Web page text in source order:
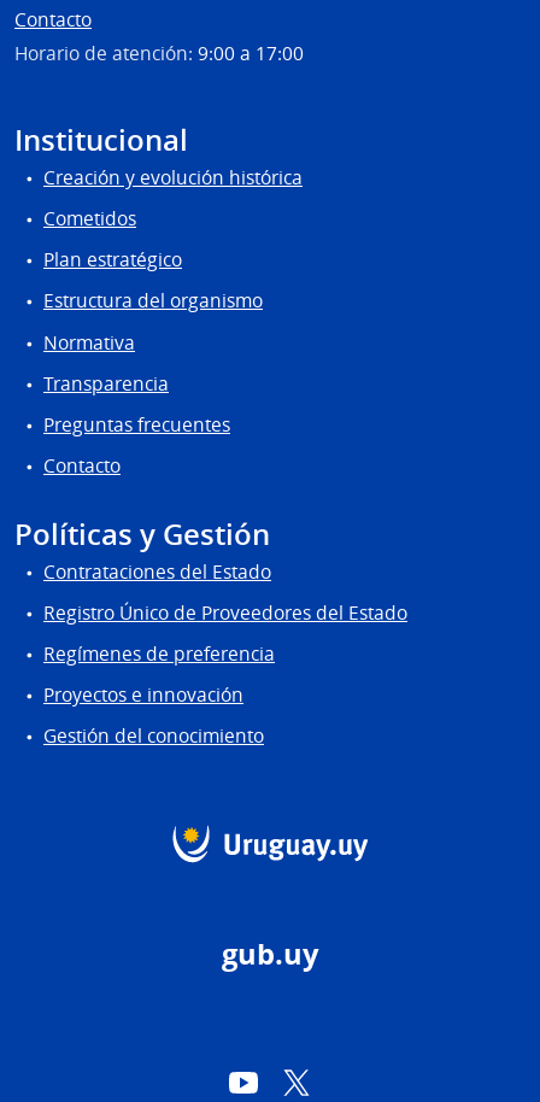
Contacto
Horario de atención: 9:00 a 17:00
Institucional
Creación y evolución histórica
Cometidos
Plan estratégico
Estructura del organismo
Normativa
Transparencia
Preguntas frecuentes
Contacto
Políticas y Gestión
Contrataciones del Estado
Registro Único de Proveedores del Estado
Regímenes de preferencia
Proyectos e innovación
Gestión del conocimiento
gub.uy
YouTube